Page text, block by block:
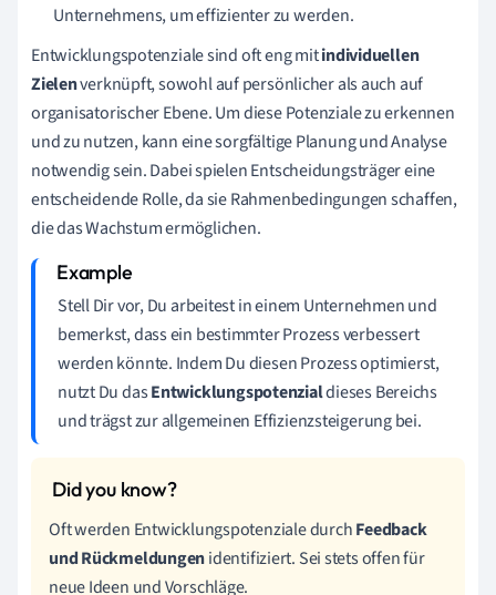
Unternehmens, um effizienter zu werden.
Entwicklungspotenziale sind oft eng mitindividuellen
Zielenverknüpft, sowohl auf persönlicher als auch auf
organisatorischer Ebene. Um diese Potenziale zu erkennen
und zu nutzen, kann eine sorgfältige Planung und Analyse
notwendig sein. Dabei spielen Entscheidungsträger eine
entscheidende Rolle, da sie Rahmenbedingungen schaffen,
die das Wachstum ermöglichen.
Stell Dir vor, Du arbeitest in einem Unternehmen und
bemerkst, dass ein bestimmter Prozess verbessert
werden könnte. Indem Du diesen Prozess optimierst,
nutzt Du dasEntwicklungspotenzialdieses Bereichs
und trägst zur allgemeinen Effizienzsteigerung bei.
Oft werden Entwicklungspotenziale durchFeedback
und Rückmeldungenidentifiziert. Sei stets offen für
neue Ideen und Vorschläge.